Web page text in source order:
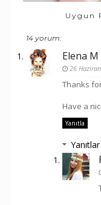
Uygun
14 yorum:
Elena M
26
Thanks
Have a
Yanıtla
Yanıtlar